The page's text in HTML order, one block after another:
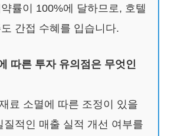
률이 100%에 달하므로, 호텔
간접 수혜를 입습니다.
따른 투자 유의점은 무엇인
료 소멸에 따른 조정이 있을
질적인 매출 실적 개선 여부를